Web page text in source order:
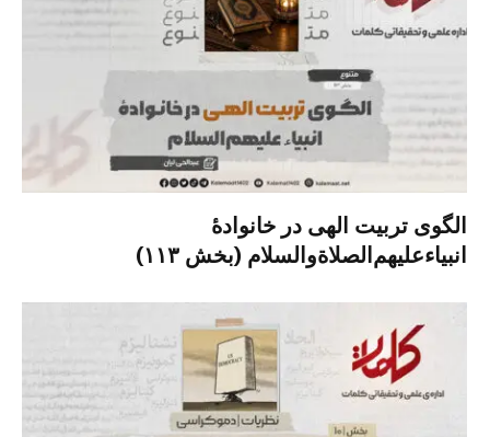
الگوی تربیت الهی در خانوادۀ
انبیاءعلیهم‌الصلاةو‌السلام (بخش ۱۱۳)